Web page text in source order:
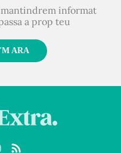
informat
a prop teu
ARA